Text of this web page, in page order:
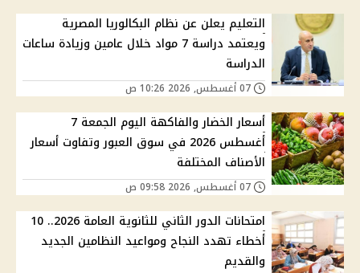
التعليم يعلن عن نظام البكالوريا المصرية
ويعتمد دراسة 7 مواد خلال عامين وزيادة ساعات
الدراسة
أسعار الخضار والفاكهة اليوم الجمعة 7
أغسطس 2026 في سوق العبور وتفاوت أسعار
الأصناف المختلفة
امتحانات الدور الثاني للثانوية العامة 2026.. 10
أخطاء تهدد النجاح ومواعيد النظامين الجديد
والقديم